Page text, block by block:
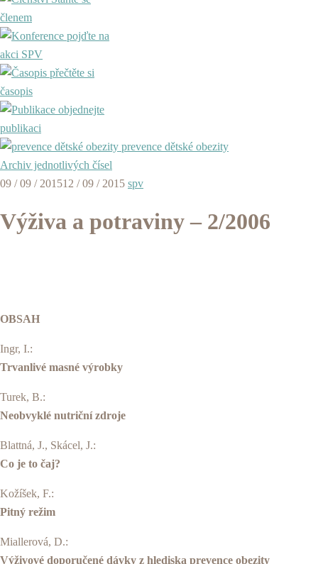
členem
pojďte na
akci SPV
přečtěte si
časopis
objednejte
publikaci
prevence dětské obezity
Archiv jednotlivých čísel
09 / 09 / 201512 / 09 / 2015 spv
Výživa a potraviny – 2/2006
OBSAH
Ingr, I.:
Trvanlivé masné výrobky
Turek, B.:
Neobvyklé nutriční zdroje
Blattná, J., Skácel, J.:
Co je to čaj?
Kožíšek, F.:
Pitný režim
Miallerová, D.:
Výživové doporučené dávky z hlediska prevence obezity